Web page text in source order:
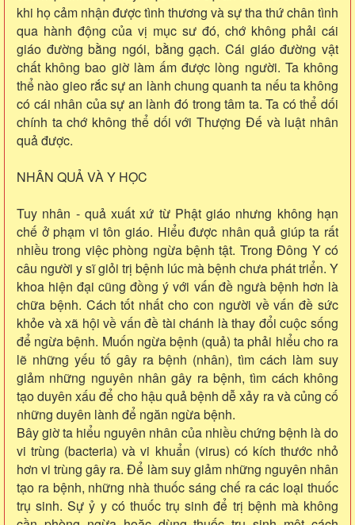
khi họ cảm nhận được tình thương và sự tha thứ chân tình
qua hành động của vị mục sư đó, chớ không phải cái
giáo đường bằng ngói, bằng gạch. Cái giáo đường vật
chất không bao giờ làm ấm được lòng người. Ta không
thể nào gieo rắc sự an lành chung quanh ta nếu ta không
có cái nhân của sự an lành đó trong tâm ta. Ta có thể dối
chính ta chớ không thể dối với Thượng Đế và luật nhân
quả được.
NHÂN QUẢ VÀ Y HỌC
Tuy nhân - quả xuất xứ từ Phật giáo nhưng không hạn
chế ở phạm vi tôn giáo. Hiểu được nhân quả giúp ta rất
nhiều trong việc phòng ngừa bệnh tật. Trong Đông Y có
câu người y sĩ giỏi trị bệnh lúc mà bệnh chưa phát triển. Y
khoa hiện đại cũng đồng ý với vấn đề ngưà bệnh hơn là
chữa bệnh. Cách tốt nhất cho con người về vấn đề sức
khỏe và xã hội về vấn đề tài chánh là thay đổi cuộc sống
để ngừa bệnh. Muốn ngừa bệnh (quả) ta phải hiểu cho ra
lẽ những yếu tố gây ra bệnh (nhân), tìm cách làm suy
giảm những nguyên nhân gây ra bệnh, tìm cách không
tạo duyên xấu để cho hậu quả bệnh dễ xảy ra và củng cố
những duyên lành để ngăn ngừa bệnh.
Bây giờ ta hiểu nguyên nhân của nhiều chứng bệnh là do
vi trùng (bacteria) và vi khuẩn (virus) có kích thước nhỏ
hơn vi trùng gây ra. Để làm suy giảm những nguyên nhân
tạo ra bệnh, những nhà thuốc sáng chế ra các loại thuốc
trụ sinh. Sự ỷ y có thuốc trụ sinh để trị bệnh mà không